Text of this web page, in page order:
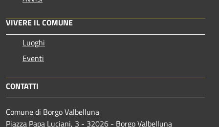
VIVERE IL COMUNE
Luoghi
Eventi
CONTATTI
Comune di Borgo Valbelluna
Piazza Papa Luciani, 3 - 32026 - Borgo Valbelluna